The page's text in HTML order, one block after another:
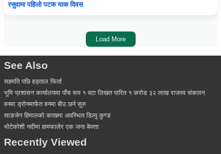
रसुवामा पहिलाे पटक याक दिवस
Load More
See Also
सहमति पछि हड्ताल फिर्ता
भूमि प्रशासन कार्यालयमा पाँच सय १ वटा लिखत पारित १ करोड ३२ लाख राजस्व संकलन
वनमा ड्रोनमार्फत वनमा बीउ छर्न सुरु
साङजेन हिमालको काखमा अवस्थित डिल्पु कुण्ड
भोटेकोशी नदीमा हामफालेर एक जना बेपत्ता
Recently Viewed